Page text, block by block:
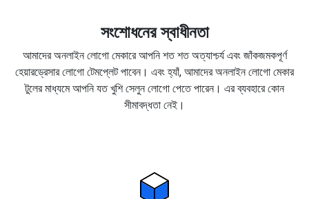
সংশোধনের স্বাধীনতা
আমাদের অনলাইন লোগো মেকারে আপনি শত শত অত্যাশ্চর্য এবং জাঁকজমকপূর্ণ
হেয়ারড্রেসার লোগো টেমপ্লেট পাবেন। এবং হ্যাঁ, আমাদের অনলাইন লোগো মেকার
টুলের মাধ্যমে আপনি যত খুশি সেলুন লোগো পেতে পারেন। এর ব্যবহারে কোন
সীমাবদ্ধতা নেই।